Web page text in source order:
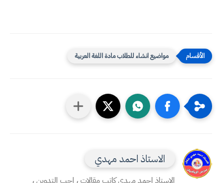
مواضيع انشاء للطلاب مادة اللغة العربية
الاستاذ احمد مهدي
الاستاذ احمد مهدي كاتب مقالات ، احب التدوين ،